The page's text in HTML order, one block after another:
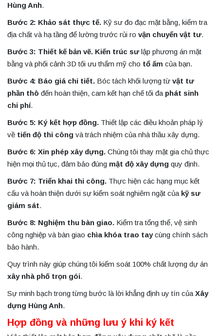
Hùng Anh.
Bước 2: Khảo sát thực tế. Kỹ sư đo đạc mặt bằng, kiểm tra
địa chất và hạ tầng để lường trước rủi ro vận chuyển vật tư.
Bước 3: Thiết kế bản vẽ. Kiến trúc sư lập phương án mặt
bằng và phối cảnh 3D tối ưu thẩm mỹ cho tổ ấm của bạn.
Bước 4: Báo giá chi tiết. Bóc tách khối lượng từ vật tư
phần thô đến hoàn thiện, cam kết hạn chế tối đa phát sinh
chi phí.
Bước 5: Ký kết hợp đồng. Thiết lập các điều khoản pháp lý
về tiến độ thi công và trách nhiệm của nhà thầu xây dựng.
Bước 6: Xin phép xây dựng. Chúng tôi thay mặt gia chủ thực
hiện mọi thủ tục, đảm bảo đúng mật độ xây dựng quy định.
Bước 7: Triển khai thi công. Thực hiện các hạng mục kết
cấu và hoàn thiện dưới sự kiểm soát nghiêm ngặt của kỹ sư
giám sát.
Bước 8: Nghiệm thu bàn giao. Kiểm tra tổng thể, vệ sinh
công nghiệp và bàn giao chìa khóa trao taycùng chính sách
bảo hành.
Quy trình này giúp chúng tôi kiểm soát 100% chất lượng dự án
xây nhà phố trọn gói.
Sự minh bạch trong từng bước là lời khẳng định uy tín của Xây
dựng Hùng Anh.
Hợp đồng và những lưu ý khi ký kết